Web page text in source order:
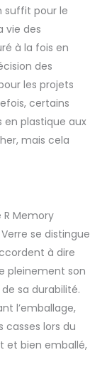
suffit pour le
vie des
à la fois en
des
les projets
certains
plastique aux
mais cela
Memory
se distingue
à dire
pleinement son
sa durabilité.
l’emballage,
lors du
et bien emballé,